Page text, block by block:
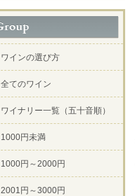
ワインの選び方
全てのワイン
ワイナリー一覧（五十音順）
1000円未満
1000円～2000円
2001円～3000円